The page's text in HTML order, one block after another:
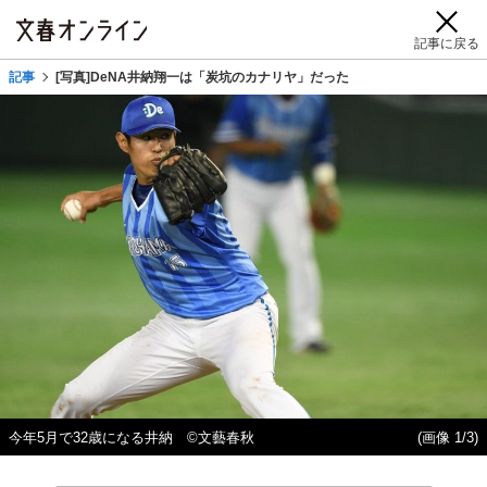
記事に戻る
記事 [写真]DeNA井納翔一は「炭坑のカナリヤ」だった
今年5月で32歳になる井納 ©文藝春秋 (画像 1/3)